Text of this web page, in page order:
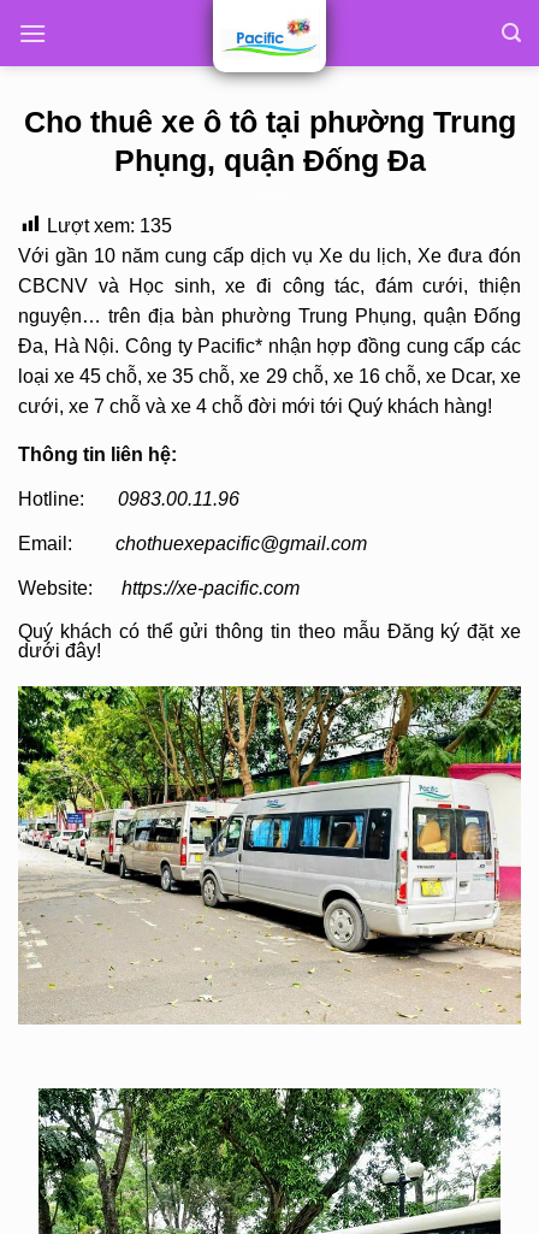
Cho thuê xe ô tô tại phường Trung
Phụng, quận Đống Đa
Lượt xem: 135
Với gần 10 năm cung cấp dịch vụ Xe du lịch, Xe đưa đón
CBCNV và Học sinh, xe đi công tác, đám cưới, thiện
nguyện… trên địa bàn phường Trung Phụng, quận Đống
Đa, Hà Nội. Công ty Pacific* nhận hợp đồng cung cấp các
loại xe 45 chỗ, xe 35 chỗ, xe 29 chỗ, xe 16 chỗ, xe Dcar, xe
cưới, xe 7 chỗ và xe 4 chỗ đời mới tới Quý khách hàng!
Thông tin liên hệ:
Hotline: 0983.00.11.96
Email: chothuexepacific@gmail.com
Website: https://xe-pacific.com
Quý khách có thể gửi thông tin theo mẫu Đăng ký đặt xe
dưới đây!